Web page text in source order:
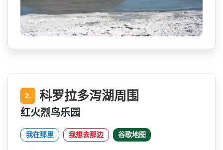
2. 科罗拉多泻湖周围
红火烈鸟乐园
我在那里 我想去那边 谷歌地图